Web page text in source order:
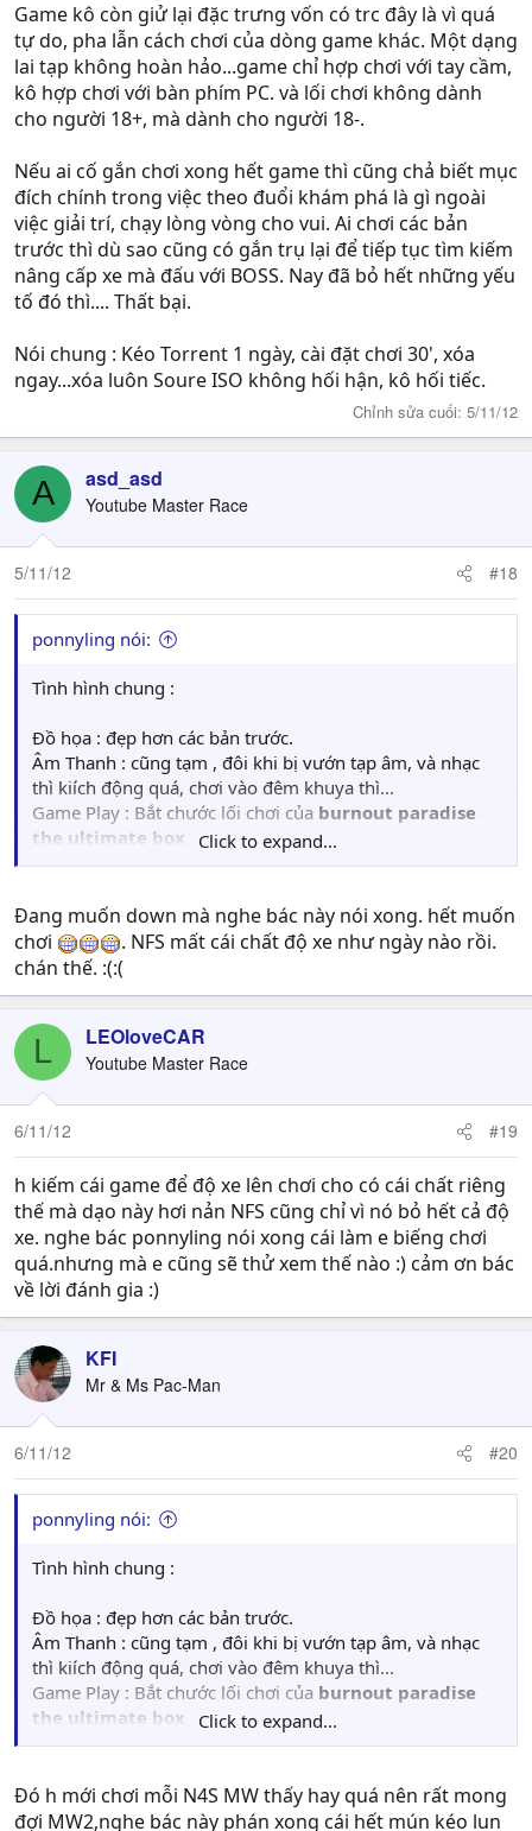
Game kô còn giử lại đặc trưng vốn có trc đây là vì quá
tự do, pha lẫn cách chơi của dòng game khác. Một dạng
lai tạp không hoàn hảo...game chỉ hợp chơi với tay cầm,
kô hợp chơi với bàn phím PC. và lối chơi không dành
cho người 18+, mà dành cho người 18-.
Nếu ai cố gắn chơi xong hết game thì cũng chả biết mục
đích chính trong việc theo đuổi khám phá là gì ngoài
việc giải trí, chạy lòng vòng cho vui. Ai chơi các bản
trước thì dù sao cũng có gắn trụ lại để tiếp tục tìm kiếm
nâng cấp xe mà đấu với BOSS. Nay đã bỏ hết những yếu
tố đó thì.... Thất bại.
Nói chung : Kéo Torrent 1 ngày, cài đặt chơi 30', xóa
ngay...xóa luôn Soure ISO không hối hận, kô hối tiếc.
Chỉnh sửa cuối: 5/11/12
A asd_asd
Youtube Master Race
5/11/12 #18
ponnyling nói:
Tình hình chung :
Đồ họa : đẹp hơn các bản trước.
Âm Thanh : cũng tạm , đôi khi bị vướn tạp âm, và nhạc
thì kiích động quá, chơi vào đêm khuya thì...
Game Play : Bắt chước lối chơi của burnout paradise
the ultimate box
Camera play : khó chịu, vì tốc độ của các cuộc đua diễn ra
Chỉnh hộp số : Nếu đã nói tới các dòng NFS gần đây, dân
thuộc dạng Pro, đua với bạn bè kiếm chút tiền cafe thì
đảm bảo ai cũng chuyển sang xài Số Sàn ( Manual ) , chỉ
có Kitchen or Baby kid hay là Loser hoặc chỉ đơn thuần là
Game không cho chỉnh , và cứ thế mà bấm A là tiến, Z là
lùi ... tào lao thật.
Game kô còn giử lại đặc trưng vốn có trc đây là vì quá tự
do, pha lẫn cách chơi của dòng game khác. Một dạng lai
tạp không hoàn hảo...game chỉ hợp chơi với tay cầm, kô
hợp chơi với bàn phím PC. và lối chơi không dành cho
người 18+, mà dành cho người 18-.
Nếu ai cố gắn chơi xong hết game thì cũng chả biết mục
đích chính trong việc theo đuổi khám phá là gì ngoài việc
xe mà đấu với BOSS. Nay đã bỏ hết những yếu tố đó
thì.... Thất bại.
Nói chung : Kéo Torrent 1 ngày, cài đặt chơi 30', xóa
ngay...xóa luôn Soure ISO không hối hận, kô hối tiếc.
Click to expand...
Đang muốn down mà nghe bác này nói xong. hết muốn
chơi
. NFS mất cái chất độ xe như ngày nào rồi.
chán thế. :(:(
L LEOloveCAR
Youtube Master Race
6/11/12 #19
h kiếm cái game để độ xe lên chơi cho có cái chất riêng
thế mà dạo này hơi nản NFS cũng chỉ vì nó bỏ hết cả độ
xe. nghe bác ponnyling nói xong cái làm e biếng chơi
quá.nhưng mà e cũng sẽ thử xem thế nào :) cảm ơn bác
về lời đánh gia :)
KFI
Mr & Ms Pac-Man
6/11/12 #20
ponnyling nói:
Tình hình chung :
Đồ họa : đẹp hơn các bản trước.
Âm Thanh : cũng tạm , đôi khi bị vướn tạp âm, và nhạc
thì kiích động quá, chơi vào đêm khuya thì...
Game Play : Bắt chước lối chơi của burnout paradise
the ultimate box
Camera play : khó chịu, vì tốc độ của các cuộc đua diễn ra
Chỉnh hộp số : Nếu đã nói tới các dòng NFS gần đây, dân
thuộc dạng Pro, đua với bạn bè kiếm chút tiền cafe thì
Click to expand...
Đó h mới chơi mỗi N4S MW thấy hay quá nên rất mong
đợi MW2,nghe bác này phán xong cái hết mún kéo lun